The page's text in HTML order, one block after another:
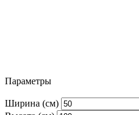
Параметры
Ширина (см)